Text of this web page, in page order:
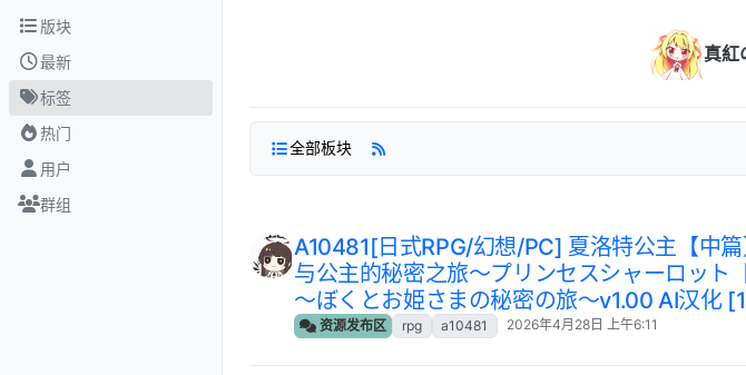
跳转至内容
版块
最新
标签
热门
用户
群组
真紅
全部板块
A10481[日式RPG/幻想/PC] 夏洛特公主【中
与公主的秘密之旅～プリンセスシャーロット
～ぼくとお姫さまの秘密の旅～v1.00 AI汉化
资源发布区 rpg a10481 2026年4月28日 上午6:11